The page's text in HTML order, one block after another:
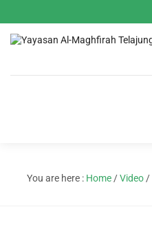
You are here : Home /Video /